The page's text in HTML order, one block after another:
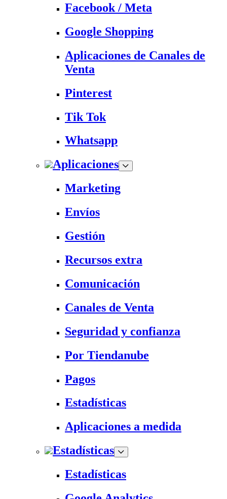
Facebook / Meta
Google Shopping
Aplicaciones de Canales de
Venta
Pinterest
Tik Tok
Whatsapp
Aplicaciones
Marketing
Envíos
Gestión
Recursos extra
Comunicación
Canales de Venta
Seguridad y confianza
Por Tiendanube
Pagos
Estadísticas
Aplicaciones a medida
Estadísticas
Estadísticas